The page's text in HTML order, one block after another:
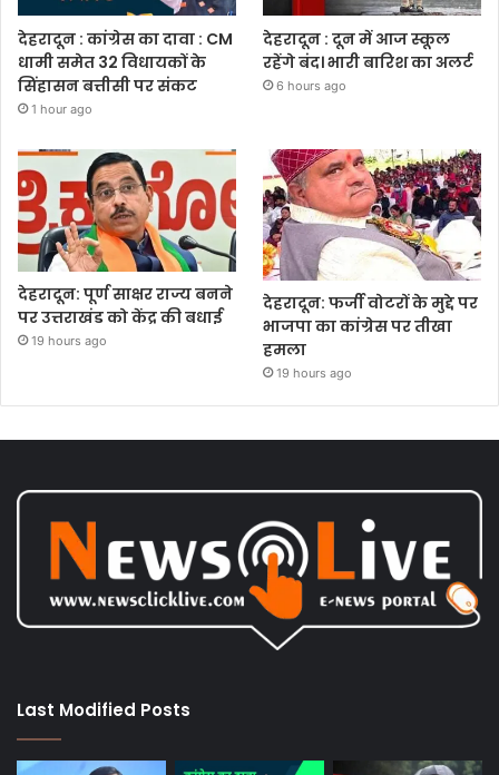
देहरादून : कांग्रेस का दावा : CM
धामी समेत 32 विधायकों के
सिंहासन बत्तीसी पर संकट
1 hour ago
देहरादून : दून में आज स्कूल
रहेंगे बंद। भारी बारिश का अलर्ट
6 hours ago
देहरादून: पूर्ण साक्षर राज्य बनने
पर उत्तराखंड को केंद्र की बधाई
19 hours ago
देहरादून: फर्जी वोटरों के मुद्दे पर
भाजपा का कांग्रेस पर तीखा
हमला
19 hours ago
Last Modified Posts